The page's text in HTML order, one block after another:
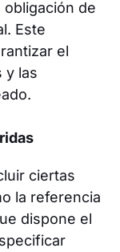
de
Este
el
y las
ciertas
la referencia
dispone el